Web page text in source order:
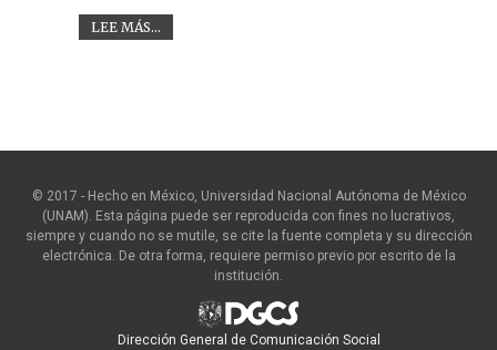
LEE MÁS...
© 2017 - Hecho en México, Universidad Nacional Autónoma de México
(UNAM). Esta página puede ser reproducida con fines no lucrativos,
siempre y cuando no se mutile, se cite la fuente completa y su dirección
electrónica. De otra forma, requiere permiso previo por escrito de la
institución.
Dirección General de Comunicación Social